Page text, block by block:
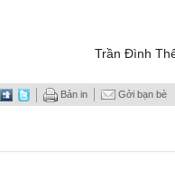
Trần Đình
Gởi bạn bè
Bản in